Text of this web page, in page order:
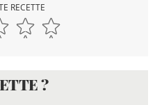
RECETTE
?